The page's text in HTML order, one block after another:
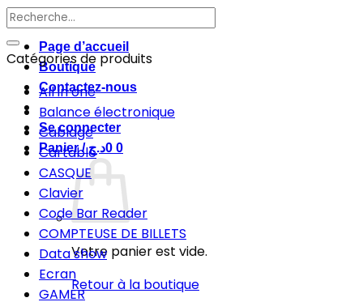
Page d’accueil
Boutique
Contactez-nous
Se connecter
Panier /
0د.ج 0
Votre panier est vide.
Retour à la boutique
Recherche
pour :
Catégories de produits
All in one
Balance électronique
Cablage
Cartable
CASQUE
Clavier
Code Bar Reader
COMPTEUSE DE BILLETS
Data show
Ecran
GAMER